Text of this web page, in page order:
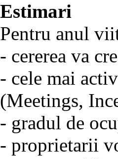
Estimari
Pentru anul
- cererea va
- cele mai
(Meetings,
- gradul de
- proprietarii